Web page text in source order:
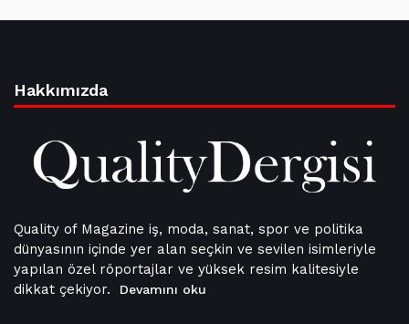
Hakkımızda
Quality of Magazine iş, moda, sanat, spor ve politika
dünyasının içinde yer alan seçkin ve sevilen isimleriyle
yapılan özel röportajlar ve yüksek resim kalitesiyle
dikkat çekiyor.
Devamını oku